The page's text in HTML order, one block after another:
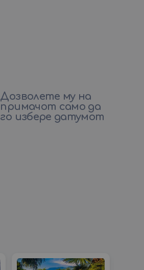
Дозволете му на
примачот само да
го избере датумот